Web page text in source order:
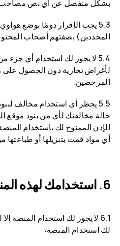
بشكل منفصل عن أي نص مصاحب
5.3 يجب الإقرار دومًا بوضع
المحددين) بصفتهم أصحاب
5.4 لا يجوز لك استخدام أي
لأغراض تجارية دون الحصول على
المرخصين.
5.5 يحظر أي استخدام مخالف
حالة مخالفتك لأي من بنود موقع
الإذن الممنوح لك باستخدام
أي مواد قمت بتنزيلها أو
استخدامك لهذه
6.1 لا يجوز لك استخدام المنصة
لك استخدام المنصة: